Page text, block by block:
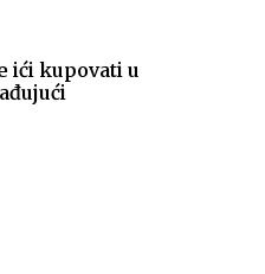
ići kupovati u